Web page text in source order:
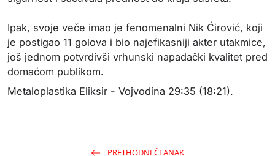
Ipak, svoje veče imao je fenomenalni Nik Ćirović, koji
je postigao 11 golova i bio najefikasniji akter utakmice,
još jednom potvrdivši vrhunski napadački kvalitet pred
domaćom publikom.
Metaloplastika Eliksir - Vojvodina 29:35 (18:21).
PRETHODNI ČLANAK